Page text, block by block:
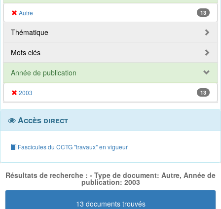
Autre 13
Thématique
Mots clés
Année de publication
2003 13
Accès direct
Fascicules du CCTG "travaux" en vigueur
Résultats de recherche : - Type de document: Autre, Année de
publication: 2003
13 documents trouvés